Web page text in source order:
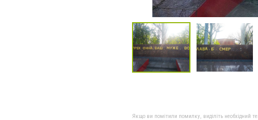
Якщо ви помітили помилку, виділіть необхідний